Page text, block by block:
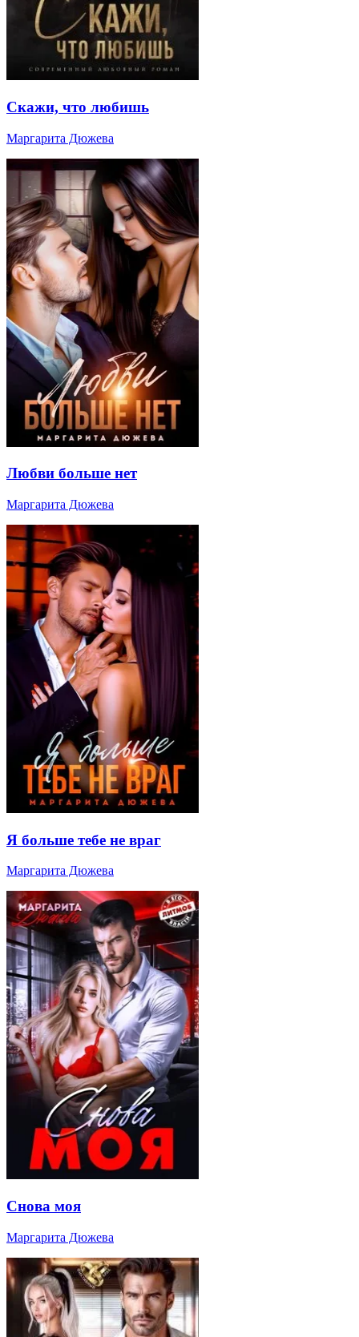
Скажи, что любишь
Маргарита Дюжева
Любви больше нет
Маргарита Дюжева
Я больше тебе не враг
Маргарита Дюжева
Снова моя
Маргарита Дюжева